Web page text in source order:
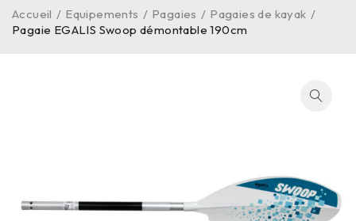
Accueil / Equipements / Pagaies / Pagaies de kayak /
Pagaie EGALIS Swoop démontable 190cm